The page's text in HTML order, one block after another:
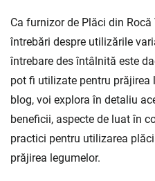
Ca furnizor de Plăci din
întrebări despre utilizările
întrebare des întâlnită este
pot fi utilizate pentru prăjirea
blog, voi explora în detaliu
beneficii, aspecte de luat în
practici pentru utilizarea
prăjirea legumelor.